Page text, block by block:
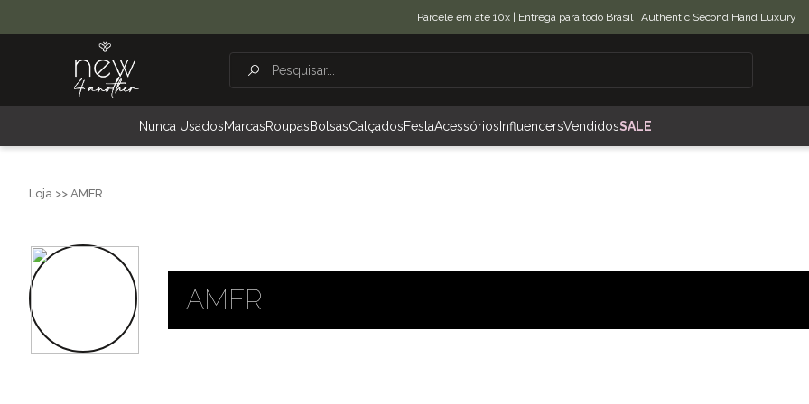
Parcele em até 10x | Entrega para todo Brasil | Authentic Second Hand Luxury
Nunca UsadosMarcasRoupasBolsasCalçadosFestaAcessórios InfluencersVendidosSALE
Loja >> AMFR
AMFR